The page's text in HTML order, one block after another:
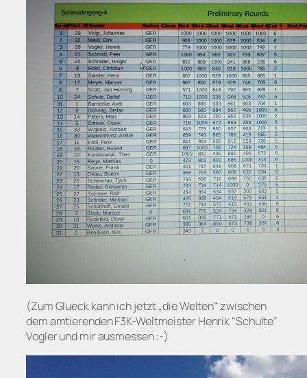
(Zum Glueck kann ich jetzt „die Welten“ zwischen
dem amtierenden F3K-Weltmeister Henrik “Schulte”
Vogler und mir ausmessen :-)